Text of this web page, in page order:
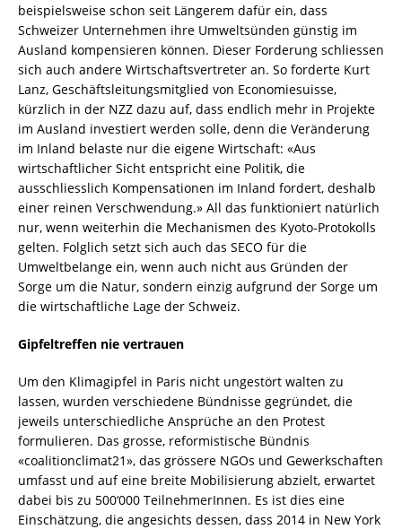
beispielsweise schon seit Längerem dafür ein, dass
Schweizer Unternehmen ihre Umweltsünden günstig im
Ausland kompensieren können. Dieser Forderung schliessen
sich auch andere Wirtschaftsvertreter an. So forderte Kurt
Lanz, Geschäftsleitungsmitglied von Economiesuisse,
kürzlich in der NZZ dazu auf, dass endlich mehr in Projekte
im Ausland investiert werden solle, denn die Veränderung
im Inland belaste nur die eigene Wirtschaft: «Aus
wirtschaftlicher Sicht entspricht eine Politik, die
ausschliesslich Kompensationen im Inland fordert, deshalb
einer reinen Verschwendung.» All das funktioniert natürlich
nur, wenn weiterhin die Mechanismen des Kyoto-Protokolls
gelten. Folglich setzt sich auch das SECO für die
Umweltbelange ein, wenn auch nicht aus Gründen der
Sorge um die Natur, sondern einzig aufgrund der Sorge um
die wirtschaftliche Lage der Schweiz.
Gipfeltreffen nie vertrauen
Um den Klimagipfel in Paris nicht ungestört walten zu
lassen, wurden verschiedene Bündnisse gegründet, die
jeweils unterschiedliche Ansprüche an den Protest
formulieren. Das grosse, reformistische Bündnis
«coalitionclimat21», das grössere NGOs und Gewerkschaften
umfasst und auf eine breite Mobilisierung abzielt, erwartet
dabei bis zu 500‘000 TeilnehmerInnen. Es ist dies eine
Einschätzung, die angesichts dessen, dass 2014 in New York